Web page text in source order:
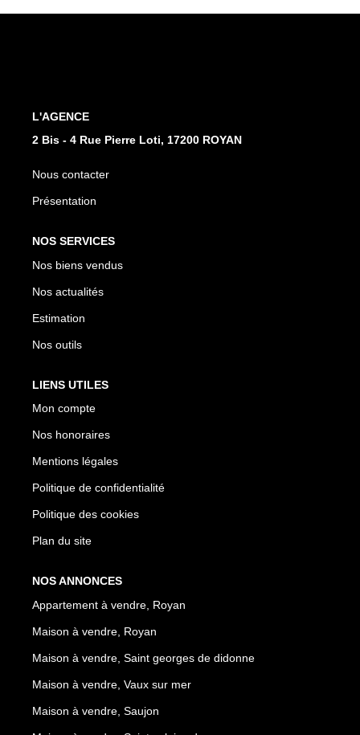
L'AGENCE
2 Bis - 4 Rue Pierre Loti, 17200 ROYAN
Nous contacter
Présentation
NOS SERVICES
Nos biens vendus
Nos actualités
Estimation
Nos outils
LIENS UTILES
Mon compte
Nos honoraires
Mentions légales
Politique de confidentialité
Politique des cookies
Plan du site
NOS ANNONCES
Appartement à vendre, Royan
Maison à vendre, Royan
Maison à vendre, Saint georges de didonne
Maison à vendre, Vaux sur mer
Maison à vendre, Saujon